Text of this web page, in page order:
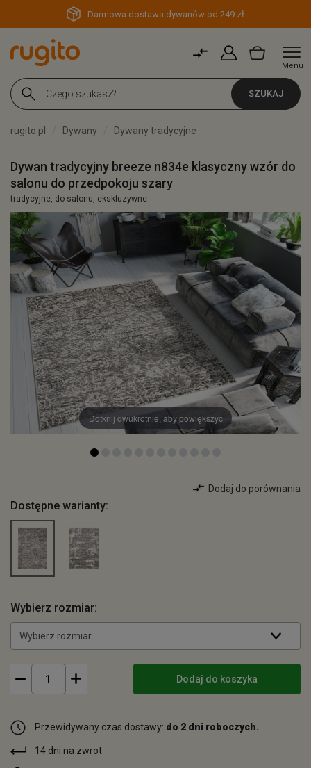
Darmowa dostawa dywanów od 249 zł
Menu
SZUKAJ
rugito.pl Dywany Dywany tradycyjne
Dywan tradycyjny breeze n834e klasyczny wzór do
salonu do przedpokoju szary
tradycyjne, do salonu, ekskluzywne
Dotknij dwukrotnie, aby powiększyć
Dodaj do porównania
Dostępne warianty:
Wybierz rozmiar:
Wybierz rozmiar
Dodaj do koszyka
Przewidywany czas dostawy: do 2 dni roboczych.
14 dni na zwrot